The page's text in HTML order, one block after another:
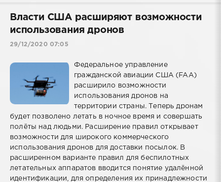
Власти США расширяют возможности
использования дронов
29/12/2020 07:05
Федеральное управление
гражданской авиации США (FAA)
расширило возможности
использования дронов на
территории страны. Теперь дронам
будет позволено летать в ночное время и совершать
полёты над людьми. Расширение правил открывает
возможности для широкого коммерческого
использования дронов для доставки посылок. В
расширенном варианте правил для беспилотных
летательных аппаратов вводится понятие удалённой
идентификации, для определения их принадлежности